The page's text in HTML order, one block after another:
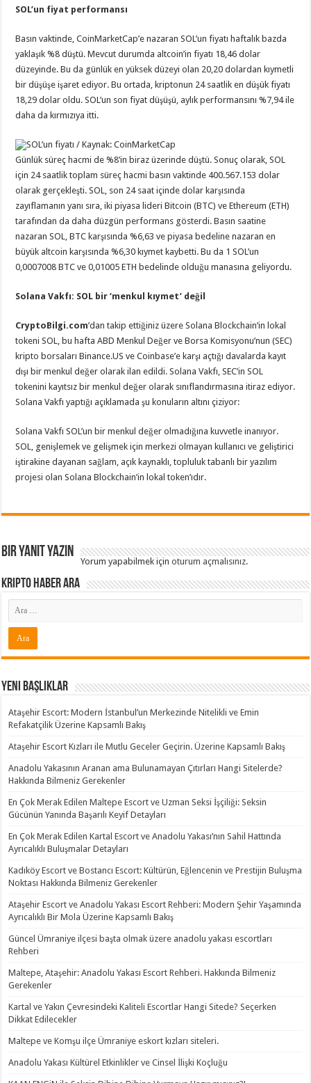
SOL’un fiyat performansı
Basın vaktinde, CoinMarketCap’e nazaran SOL’un fiyatı haftalık bazda
yaklaşık %8 düştü. Mevcut durumda altcoin’in fiyatı 18,46 dolar
düzeyinde. Bu da günlük en yüksek düzeyi olan 20,20 dolardan kıymetli
bir düşüşe işaret ediyor. Bu ortada, kriptonun 24 saatlik en düşük fiyatı
18,29 dolar oldu. SOL’un son fiyat düşüşü, aylık performansını %7,94 ile
daha da kırmızıya itti.
SOL’un fiyatı / Kaynak: CoinMarketCap
Günlük süreç hacmi de %8’in biraz üzerinde düştü. Sonuç olarak, SOL
için 24 saatlik toplam süreç hacmi basın vaktinde 400.567.153 dolar
olarak gerçekleşti. SOL, son 24 saat içinde dolar karşısında
zayıflamanın yanı sıra, iki piyasa lideri Bitcoin (BTC) ve Ethereum (ETH)
tarafından da daha düzgün performans gösterdi. Basın saatine
nazaran SOL, BTC karşısında %6,63 ve piyasa bedeline nazaran en
büyük altcoin karşısında %6,30 kıymet kaybetti. Bu da 1 SOL’un
0,0007008 BTC ve 0,01005 ETH bedelinde olduğu manasına geliyordu.
Solana Vakfı: SOL bir ‘menkul kıymet’ değil
CryptoBilgi.com’dan takip ettiğiniz üzere Solana Blockchain’in lokal
tokeni SOL, bu hafta ABD Menkul Değer ve Borsa Komisyonu’nun (SEC)
kripto borsaları Binance.US ve Coinbase’e karşı açtığı davalarda kayıt
dışı bir menkul değer olarak ilan edildi. Solana Vakfı, SEC’in SOL
tokenini kayıtsız bir menkul değer olarak sınıflandırmasına itiraz ediyor.
Solana Vakfı yaptığı açıklamada şu konuların altını çiziyor:
Solana Vakfı SOL’un bir menkul değer olmadığına kuvvetle inanıyor.
SOL, genişlemek ve gelişmek için merkezi olmayan kullanıcı ve geliştirici
iştirakine dayanan sağlam, açık kaynaklı, topluluk tabanlı bir yazılım
projesi olan Solana Blockchain’in lokal token’ıdır.
Bir yanıt yazın
Yorum yapabilmek içinoturum açmalısınız.
Kripto Haber ARA
Yeni Başlıklar
Ataşehir Escort: Modern İstanbul’un Merkezinde Nitelikli ve Emin
Refakatçilik Üzerine Kapsamlı Bakış
Ataşehir Escort Kızları ile Mutlu Geceler Geçirin. Üzerine Kapsamlı Bakış
Anadolu Yakasının Aranan ama Bulunamayan Çıtırları Hangi Sitelerde?
Hakkında Bilmeniz Gerekenler
En Çok Merak Edilen Maltepe Escort ve Uzman Seksi İşçiliği: Seksin
Gücünün Yanında Başarılı Keyif Detayları
En Çok Merak Edilen Kartal Escort ve Anadolu Yakası’nın Sahil Hattında
Ayrıcalıklı Buluşmalar Detayları
Kadıköy Escort ve Bostancı Escort: Kültürün, Eğlencenin ve Prestijin Buluşma
Noktası Hakkında Bilmeniz Gerekenler
Ataşehir Escort ve Anadolu Yakası Escort Rehberi: Modern Şehir Yaşamında
Ayrıcalıklı Bir Mola Üzerine Kapsamlı Bakış
Güncel Ümraniye ilçesi başta olmak üzere anadolu yakası escortları
Rehberi
Maltepe, Ataşehir: Anadolu Yakası Escort Rehberi. Hakkında Bilmeniz
Gerekenler
Kartal ve Yakın Çevresindeki Kaliteli Escortlar Hangi Sitede? Seçerken
Dikkat Edilecekler
Maltepe ve Komşu ilçe Ümraniye eskort kızları siteleri.
Anadolu Yakası Kültürel Etkinlikler ve Cinsel İlişki Koçluğu